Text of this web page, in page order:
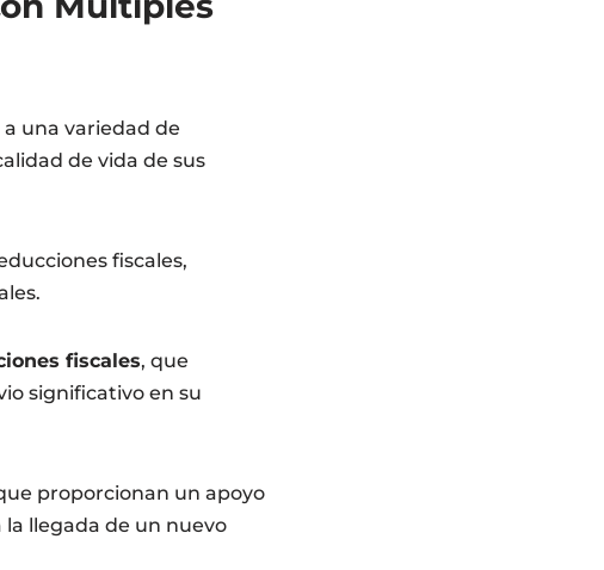
una variedad de
de vida de sus
fiscales,
fiscales, que
significativo en su
proporcionan un apoyo
llegada de un nuevo